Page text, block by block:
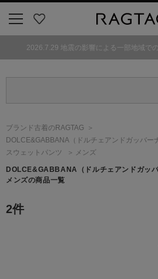
気
2026.7.29 地震の影響による一部地域で
ブランド古着のRAGTAG
DOLCE&GABBANA （ドルチェアンドガッバー
スウェットパンツ
メンズ
DOLCE&GABBANA （ドルチェアンドガッ
メンズの商品一覧
2件